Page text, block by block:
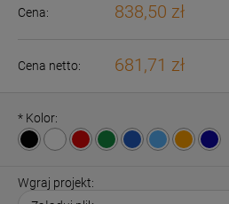
Cena: 838,50 zł
Cena netto: 681,71 zł
* Kolor:
Wgraj projekt: